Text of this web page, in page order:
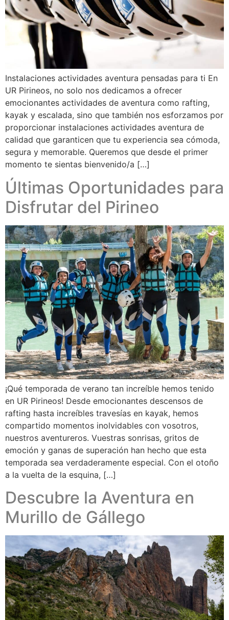
Instalaciones actividades aventura pensadas para ti En
UR Pirineos, no solo nos dedicamos a ofrecer
emocionantes actividades de aventura como rafting,
kayak y escalada, sino que también nos esforzamos por
proporcionar instalaciones actividades aventura de
calidad que garanticen que tu experiencia sea cómoda,
segura y memorable. Queremos que desde el primer
momento te sientas bienvenido/a […]
Últimas Oportunidades para
Disfrutar del Pirineo
¡Qué temporada de verano tan increíble hemos tenido
en UR Pirineos! Desde emocionantes descensos de
rafting hasta increíbles travesías en kayak, hemos
compartido momentos inolvidables con vosotros,
nuestros aventureros. Vuestras sonrisas, gritos de
emoción y ganas de superación han hecho que esta
temporada sea verdaderamente especial. Con el otoño
a la vuelta de la esquina, […]
Descubre la Aventura en
Murillo de Gállego